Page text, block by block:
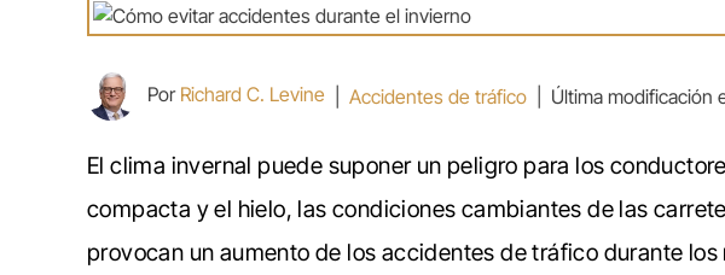
Por Richard C. Levine Accidentes de tráfico Última modificación
El clima invernal puede suponer un peligro para los
compacta y el hielo, las condiciones cambiantes de las
provocan un aumento de los accidentes de tráfico durante los